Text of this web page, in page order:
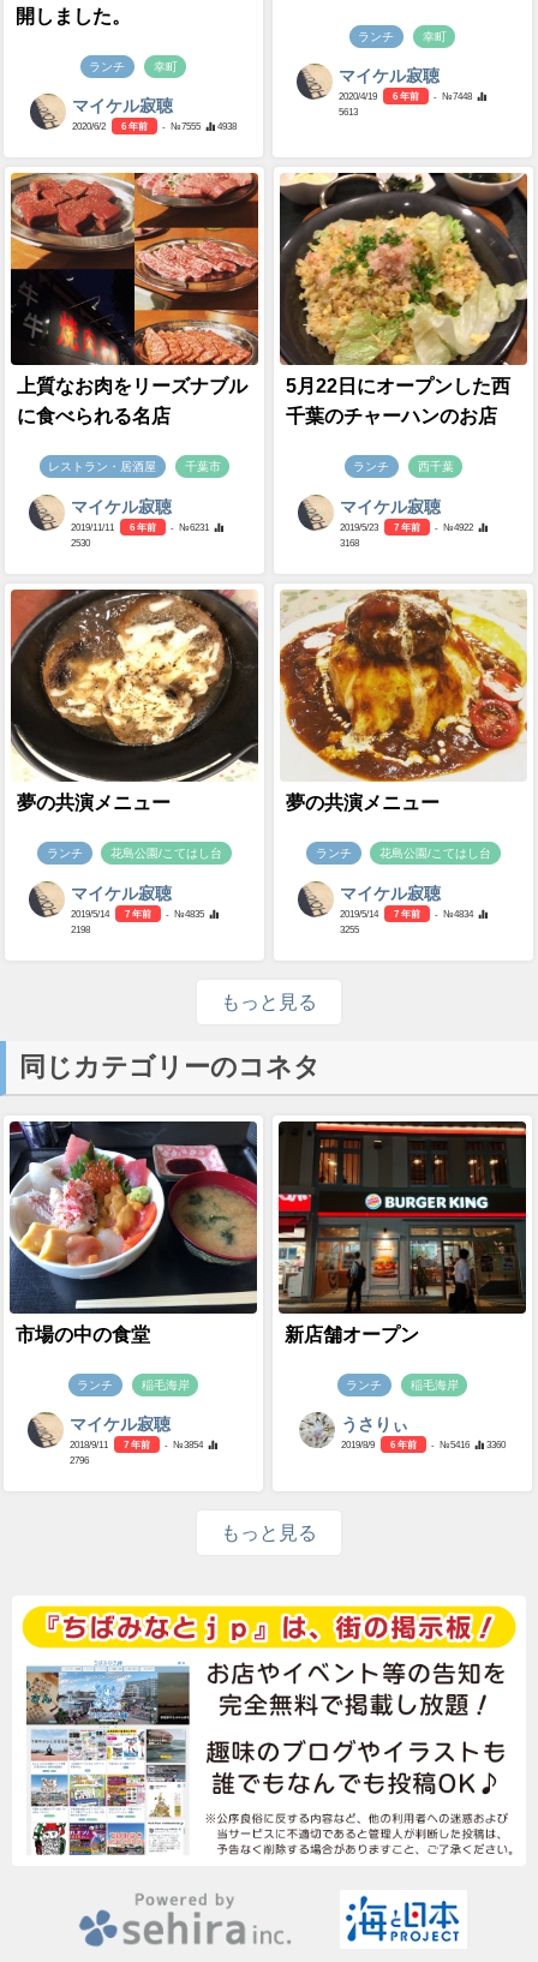
開しました。
ランチ 幸町
マイケル寂聴
2020/6/2 6 年前 - №7555 4938
ランチ 幸町
マイケル寂聴
2020/4/19 6 年前
- №7448
5613
上質なお肉をリーズナブル
に食べられる名店
レストラン・居酒屋 千葉市
マイケル寂聴
2019/11/11 6 年前
- №6231
2530
5月22日にオープンした西
千葉のチャーハンのお店
ランチ 西千葉
マイケル寂聴
2019/5/23 7 年前
- №4922
3168
夢の共演メニュー
ランチ 花島公園/こてはし台
マイケル寂聴
2019/5/14 7 年前
- №4835
2198
夢の共演メニュー
ランチ 花島公園/こてはし台
マイケル寂聴
2019/5/14 7 年前
- №4834
3255
もっと見る
同じカテゴリーのコネタ
市場の中の食堂
ランチ 稲毛海岸
マイケル寂聴
2018/9/11 7 年前
- №3854
2796
新店舗オープン
ランチ 稲毛海岸
うさりぃ
2019/8/9 6 年前 - №5416 3360
もっと見る